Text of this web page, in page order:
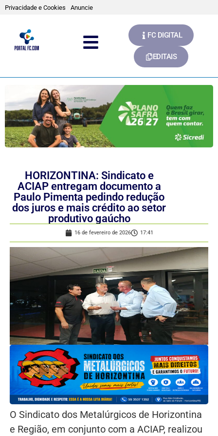
Privacidade e Cookies Anuncie
FC DIGITAL
EDITAIS
HORIZONTINA: Sindicato e
ACIAP entregam documento a
Paulo Pimenta pedindo redução
dos juros e mais crédito ao setor
produtivo gaúcho
16 de fevereiro de 2026 17:41
O Sindicato dos Metalúrgicos de Horizontina
e Região, em conjunto com a ACIAP, realizou